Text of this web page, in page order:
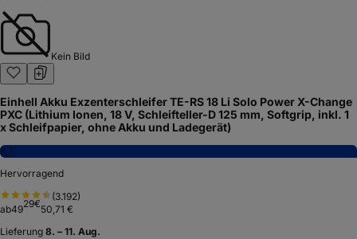
Kein Bild
Einhell Akku Exzenterschleifer TE-RS 18 Li Solo Power X-Change
PXC (Lithium Ionen, 18 V, Schleifteller-D 125 mm, Softgrip, inkl. 1
x Schleifpapier, ohne Akku und Ladegerät)
8,7
Hervorragend
(3.192)
ab4929€50,71 €
Lieferung 8. – 11. Aug.